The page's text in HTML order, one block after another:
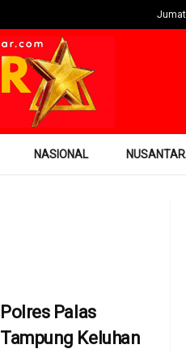
NASIONAL
Polres Palas
Tampung Keluhan